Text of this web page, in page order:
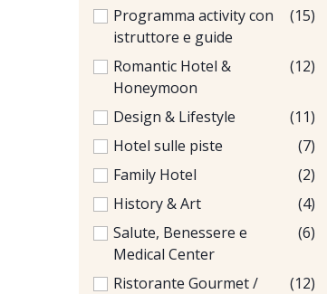
Programma activity con
istruttore e guide
(15)
Romantic Hotel &
Honeymoon
(12)
Design & Lifestyle
(11)
Hotel sulle piste
(7)
Family Hotel
(2)
History & Art
(4)
Salute, Benessere e
Medical Center
(6)
Ristorante Gourmet /
(12)